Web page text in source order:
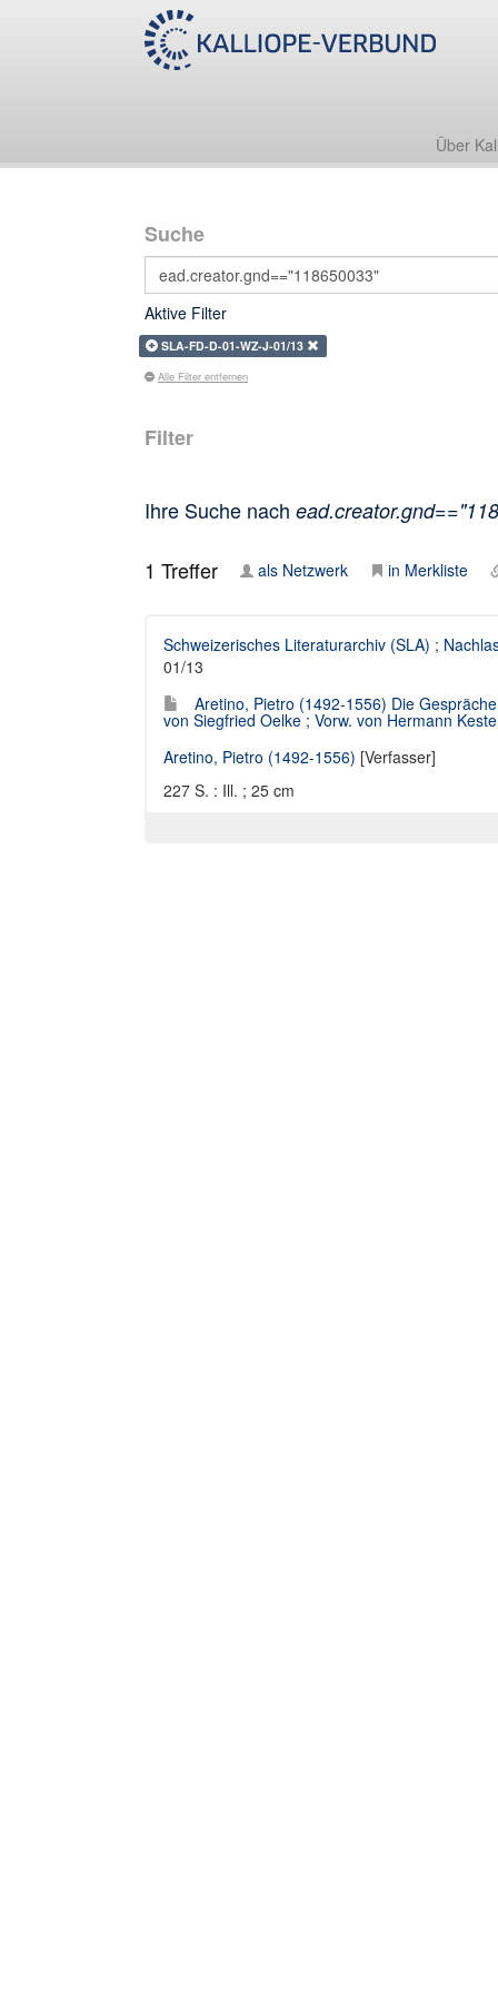
Über
Suche
Aktive Filter
SLA-FD-D-01-WZ-J-01/13
Alle Filter entfernen
Filter
Ihre Suche nach
1 Treffer als Netzwerk in Merkliste
Schweizerisches Literaturarchiv (SLA) ;
01/13
Aretino, Pietro (1492-1556) Die
von Siegfried Oelke ; Vorw. von Hermann
Aretino, Pietro (1492-1556) [Verfasser]
227 S. : Ill. ; 25 cm